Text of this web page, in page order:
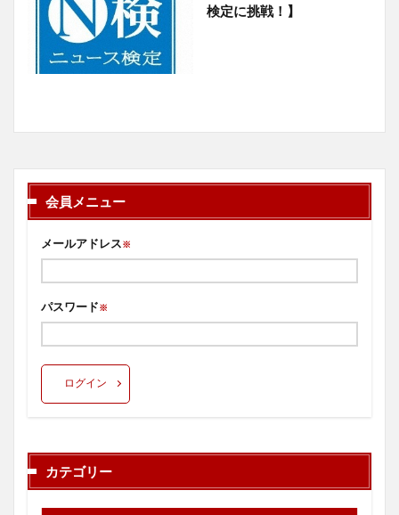
検定に挑戦！】
会員メニュー
メールアドレス※
パスワード※
ログイン
カテゴリー